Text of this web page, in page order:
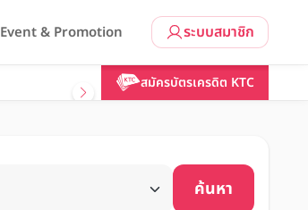
ระบบสมาชิก
Event & Promotion
สมัครบัตรเครดิต KTC
ค้นหา